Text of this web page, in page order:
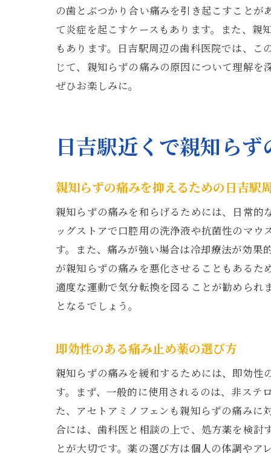
快
の歯とぶつかり合い痛みを引き起こすこと
て炎症を起こすケースもあります。また、
もあります。日吉駅周辺の歯科医院では、
じて、親知らずの痛みの原因について理解
ぜひお楽しみに。
日吉駅近くで親知ら
親知らずの痛みを抑えるための日吉駅
親知らずの痛みを和らげるためには、日常
ッグストアで口腔用の洗浄液や抗菌性のマ
す。また、痛みが強い場合は冷却療法が効
が親知らずの痛みを悪化させることもある
適度な運動で気分転換を図ることが勧めら
となるでしょう。
即効性のある痛み止め薬の選び方
親知らずの痛みを緩和するためには、即効
す。まず、一般的に使用されるのは、非ス
た、アセトアミノフェンも親知らずの痛みに
合には、歯科医と相談の上で、処方薬を検
とが大切です。薬の選び方は個人の体調や